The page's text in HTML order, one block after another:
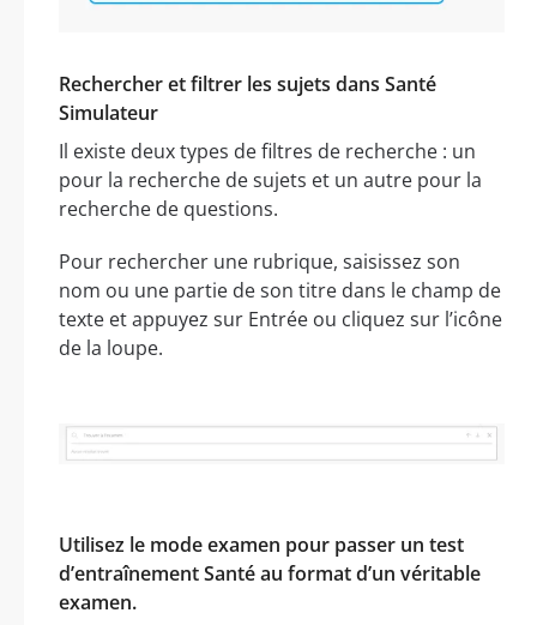
Rechercher et filtrer les sujets dans Santé
Simulateur
Il existe deux types de filtres de recherche : un
pour la recherche de sujets et un autre pour la
recherche de questions.
Pour rechercher une rubrique, saisissez son
nom ou une partie de son titre dans le champ de
texte et appuyez sur Entrée ou cliquez sur l’icône
de la loupe.
Utilisez le mode examen pour passer un test
d’entraînement Santé au format d’un véritable
examen.